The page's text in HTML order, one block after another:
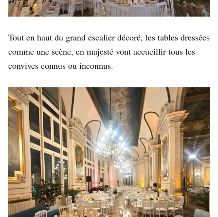
Tout en haut du grand escalier décoré, les tables dressées
comme une scène, en majesté vont accueillir tous les
convives connus ou inconnus.